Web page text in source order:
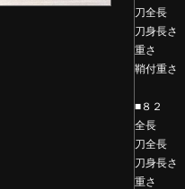
刀全
刀身
重さ
鞘付重
■８２
全
刀全
刀身
重さ